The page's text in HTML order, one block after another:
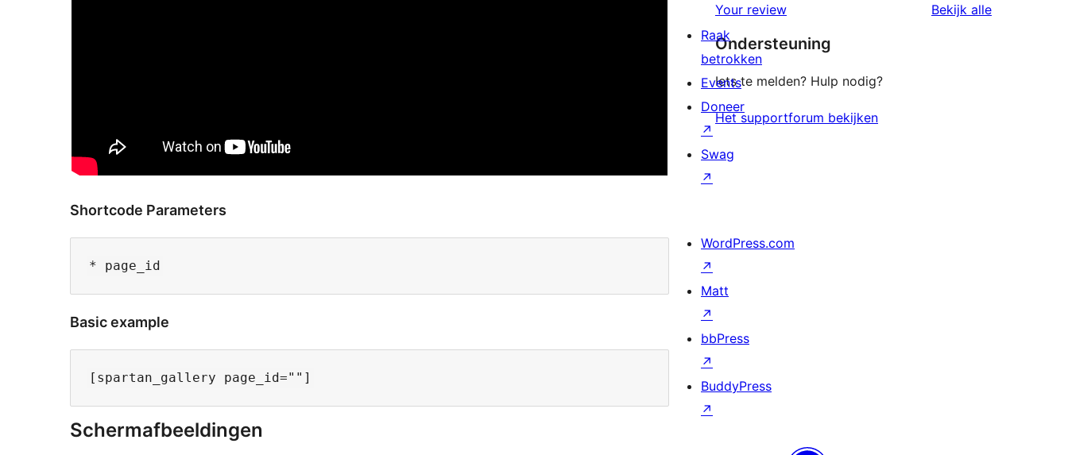
Shortcode Parameters
Basic example
Schermafbeeldingen
Your review Bekijk alle
Ondersteuning
Iets te melden? Hulp nodig?
Het supportforum bekijken
Raak
betrokken
Events
Doneer
↗
Swag
↗
WordPress.com
↗
Matt
↗
bbPress
↗
BuddyPress
↗